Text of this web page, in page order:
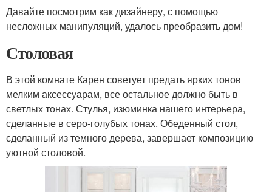
Давайте посмотрим как дизайнеру, с помощью
несложных манипуляций, удалось преобразить дом!
Столовая
В этой комнате Карен советует предать ярких тонов
мелким аксессуарам, все остальное должно быть в
светлых тонах. Стулья, изюминка нашего интерьера,
сделанные в серо-голубых тонах. Обеденный стол,
сделанный из темного дерева, завершает композицию
уютной столовой.